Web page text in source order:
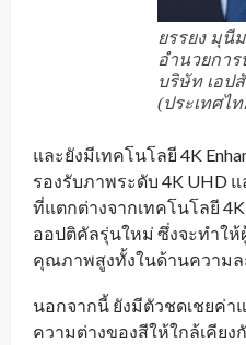
ยรรยง มุนี
อำนวยการ
บริษัท เอป
(ประเทศไ
และยังมีเทคโนโลยี 4K
รองรับภาพระดับ 4K UHD
ที่แตกต่างจากเทคโนโลยี
ออปติคัลรุ่นใหม่ ซึ่งจะทำใ
คุณภาพสูงทั้งในด้านความ
นอกจากนี้ ยังมีตัวชดเชยค่
ความต่างของสีให้ใกล้เคีย